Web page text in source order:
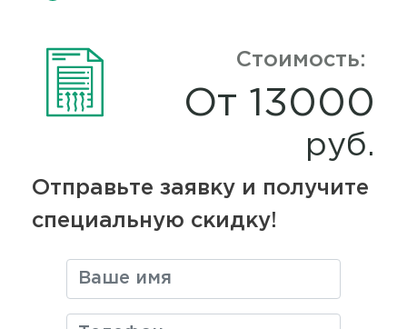
Калькуляция Стоимость:
От 13000
руб.
Контакты
Отправьте заявку и получите
специальную скидку!
contfields